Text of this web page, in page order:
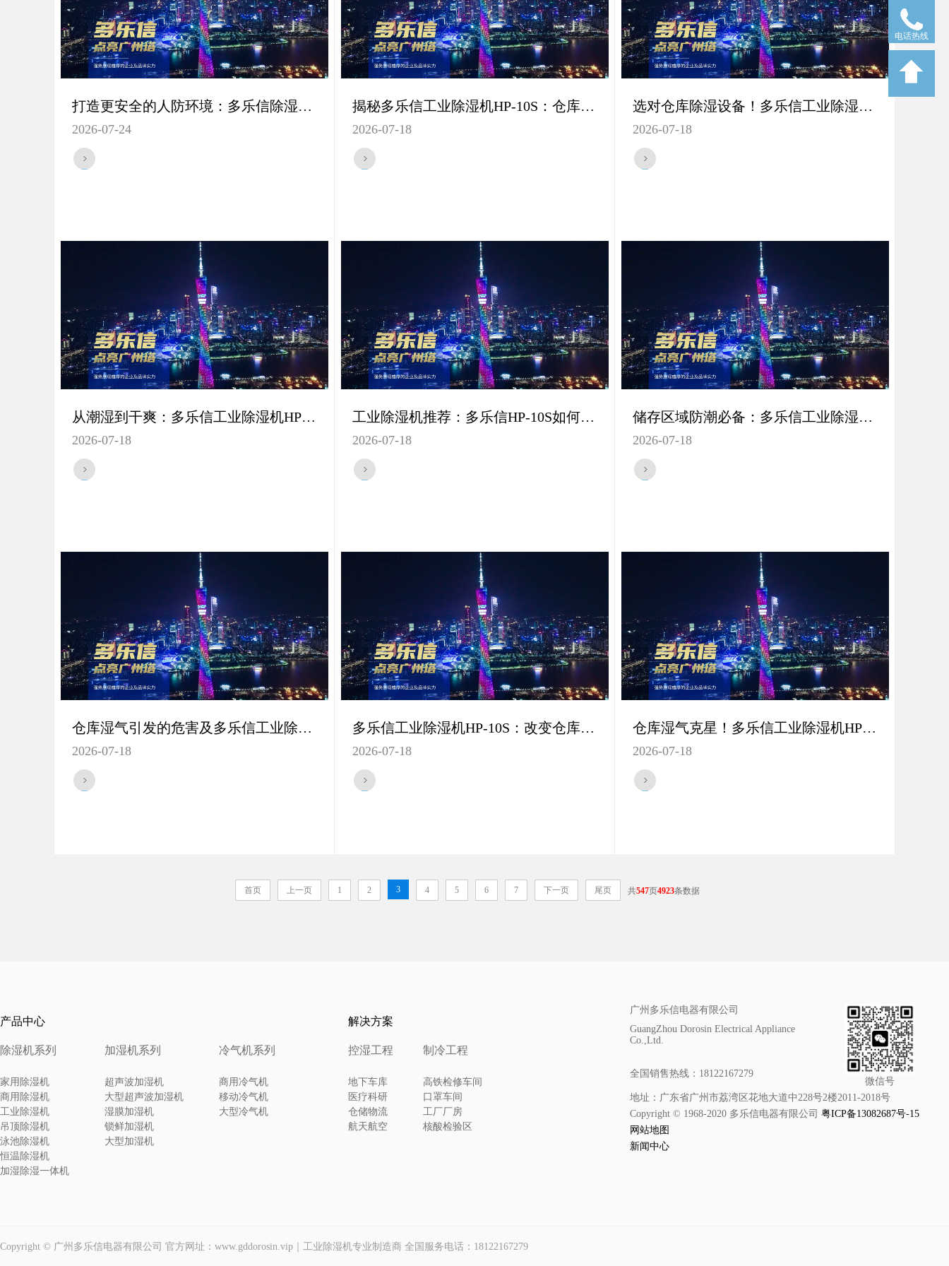
打造更安全的人防环境：多乐信除湿机DK-150的更佳选择
2026-07-24
揭秘多乐信工业除湿机HP-10S：仓库储存区域的秘密守护者
2026-07-18
选对仓库除湿设备！多乐信工业除湿机HP-10S带来全新体验
2026-07-18
从潮湿到干爽：多乐信工业除湿机HP-10S的仓库管理神器
2026-07-18
工业除湿机推荐：多乐信HP-10S如何提升仓库储存品质？
2026-07-18
储存区域防潮必备：多乐信工业除湿机HP-10S为何成为市场宠儿？
2026-07-18
仓库湿气引发的危害及多乐信工业除湿机HP-10S的解决方案
2026-07-18
多乐信工业除湿机HP-10S：改变仓库和储存区域潮湿环境的秘密武器
2026-07-18
仓库湿气克星！多乐信工业除湿机HP-10S如何保护储存区域
2026-07-18
首页 上一页 1 2 3 4 5 6 7 下一页 尾页 共547页4923条数据
电话热线
产品中心
除湿机系列
家用除湿机
商用除湿机
工业除湿机
吊顶除湿机
泳池除湿机
恒温除湿机
加湿除湿一体机
加湿机系列
超声波加湿机
大型超声波加湿机
湿膜加湿机
锁鲜加湿机
大型加湿机
冷气机系列
商用冷气机
移动冷气机
大型冷气机
解决方案
控湿工程
地下车库
医疗科研
仓储物流
航天航空
制冷工程
高铁检修车间
口罩车间
工厂厂房
核酸检验区
广州多乐信电器有限公司
GuangZhou Dorosin Electrical Appliance
Co.,Ltd.
全国销售热线：18122167279
微信号
地址：广东省广州市荔湾区花地大道中228号2楼2011-2018号
Copyright © 1968-2020 多乐信电器有限公司 粤ICP备13082687号-15
网站地图
新闻中心
Copyright © 广州多乐信电器有限公司 官方网址：www.gddorosin.vip｜工业除湿机专业制造商 全国服务电话：18122167279